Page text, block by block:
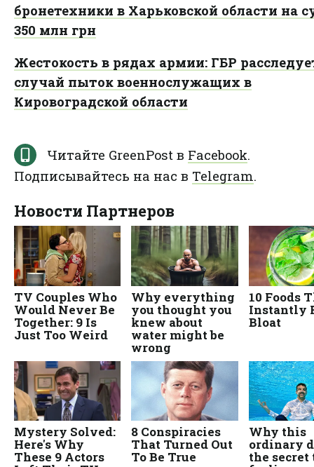
бронетехники в Харьковской области на
350 млн грн
Жестокость в рядах армии: ГБР
случай пыток военнослужащих в
Кировоградской области
Читайте GreenPost в Facebook.
Подписывайтесь на нас в Telegram.